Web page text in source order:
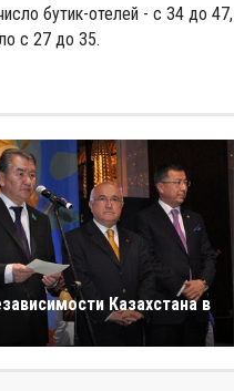
бутик-отелей - с 34 до 47,
с 27 до 35.
Казахстана в